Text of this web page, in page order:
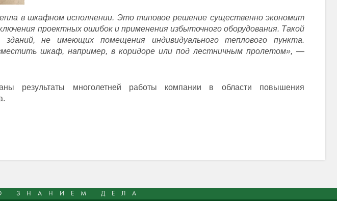
в шкафном исполнении. Это типовое решение существенно экономит
проектных ошибок и применения избыточного оборудования. Такой
не имеющих помещения индивидуального теплового пункта.
шкаф, например, в коридоре или под лестничным пролетом», —
результаты многолетней работы компании в области повышения
ЗНАНИЕМ ДЕЛА